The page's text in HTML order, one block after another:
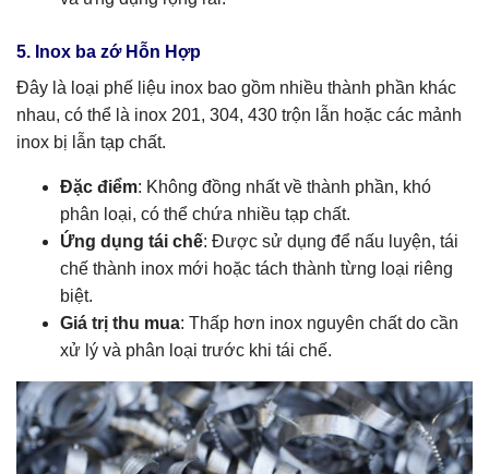
5. Inox ba zớ Hỗn Hợp
Đây là loại phế liệu inox bao gồm nhiều thành phần khác
nhau, có thể là inox 201, 304, 430 trộn lẫn hoặc các mảnh
inox bị lẫn tạp chất.
Đặc điểm: Không đồng nhất về thành phần, khó
phân loại, có thể chứa nhiều tạp chất.
Ứng dụng tái chế: Được sử dụng để nấu luyện, tái
chế thành inox mới hoặc tách thành từng loại riêng
biệt.
Giá trị thu mua: Thấp hơn inox nguyên chất do cần
xử lý và phân loại trước khi tái chế.